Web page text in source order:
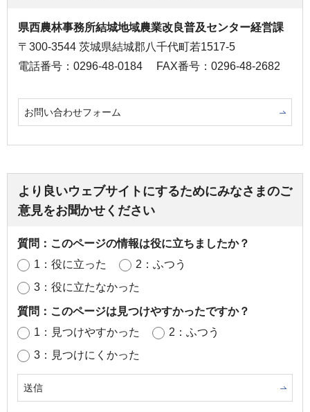
県西農林事務所結城地域農業改良普及センター経営課
〒300-3544 茨城県結城郡八千代町若1517-5
電話番号：0296-48-0184
FAX番号：0296-48-2682
お問い合わせフォーム
より良いウェブサイトにするためにみなさまのご
意見をお聞かせください
質問：このページの情報は役に立ちましたか？
1：役に立った
2：ふつう
3：役に立たなかった
質問：このページは見つけやすかったですか？
1：見つけやすかった
2：ふつう
3：見つけにくかった